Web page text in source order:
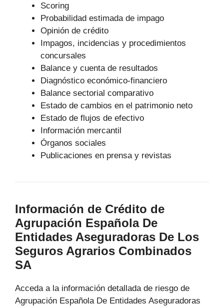
Scoring
Probabilidad estimada de impago
Opinión de crédito
Impagos, incidencias y procedimientos
concursales
Balance y cuenta de resultados
Diagnóstico económico-financiero
Balance sectorial comparativo
Estado de cambios en el patrimonio neto
Estado de flujos de efectivo
Información mercantil
Órganos sociales
Publicaciones en prensa y revistas
Información de Crédito de
Agrupación Española De
Entidades Aseguradoras De Los
Seguros Agrarios Combinados
SA
Acceda a la información detallada de riesgo de
Agrupación Española De Entidades Aseguradoras